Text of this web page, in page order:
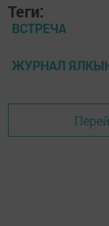
Теги:
ВСТРЕЧА
ЖУРНАЛ